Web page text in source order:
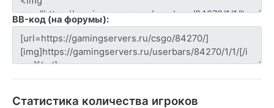
BB-код (на форумы):
Статистика количества игроков